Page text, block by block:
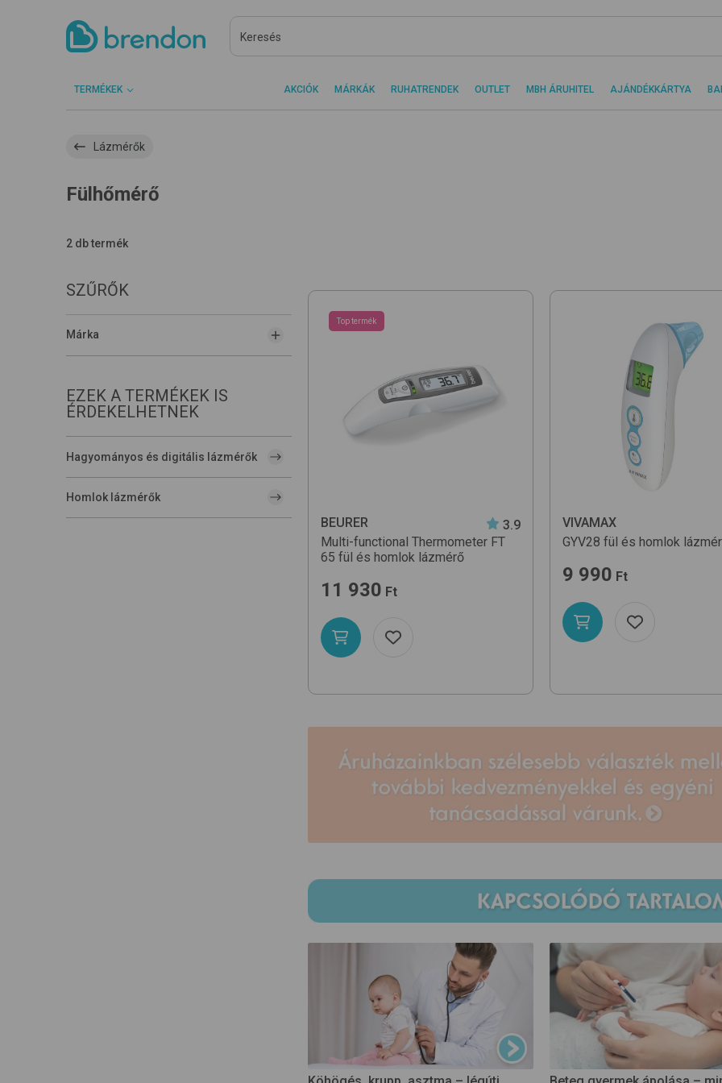
TERMÉKEK AKCIÓK MÁRKÁK RUHATRENDEK OUTLET MBH ÁRUHITEL AJÁNDÉKKÁRTYA
Lázmérők
Fülhőmérő
2 db termék
SZŰRŐK
Márka
EZEK A TERMÉKEK IS
ÉRDEKELHETNEK
Hagyományos és digitális lázmérők
Homlok lázmérők
Top termék
BEURER
3.9
Multi-functional Thermometer FT
65 fül és homlok lázmérő
11 930 Ft
VIVAMAX
GYV28 fül és homlok
9 990 Ft